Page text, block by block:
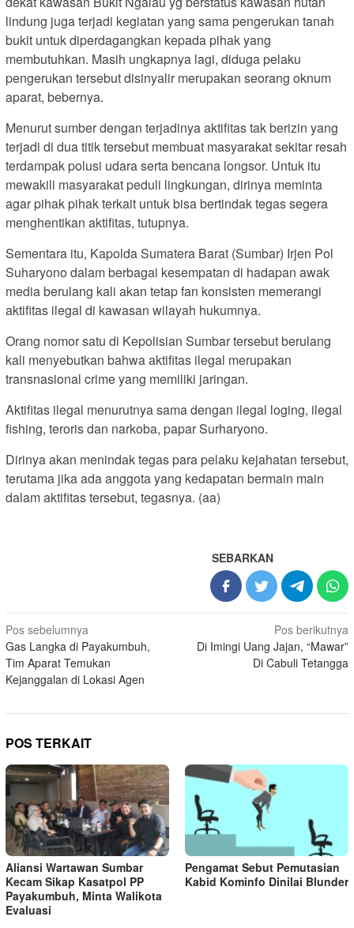
lindung juga terjadi kegiatan yang sama pengerukan tanah
bukit untuk diperdagangkan kepada pihak yang
membutuhkan. Masih ungkapnya lagi, diduga pelaku
pengerukan tersebut disinyalir merupakan seorang oknum
aparat, bebernya.
Menurut sumber dengan terjadinya aktifitas tak berizin yang
terjadi di dua titik tersebut membuat masyarakat sekitar resah
terdampak polusi udara serta bencana longsor. Untuk itu
mewakili masyarakat peduli lingkungan, dirinya meminta
agar pihak pihak terkait untuk bisa bertindak tegas segera
menghentikan aktifitas, tutupnya.
Sementara itu, Kapolda Sumatera Barat (Sumbar) Irjen Pol
Suharyono dalam berbagai kesempatan di hadapan awak
media berulang kali akan tetap fan konsisten memerangi
aktifitas ilegal di kawasan wilayah hukumnya.
Orang nomor satu di Kepolisian Sumbar tersebut berulang
kali menyebutkan bahwa aktifitas ilegal merupakan
transnasional crime yang memiliki jaringan.
Aktifitas ilegal menurutnya sama dengan ilegal loging, ilegal
fishing, teroris dan narkoba, papar Surharyono.
Dirinya akan menindak tegas para pelaku kejahatan tersebut,
terutama jika ada anggota yang kedapatan bermain main
dalam aktifitas tersebut, tegasnya. (aa)
SEBARKAN
Navigasi
pos
Pos sebelumnya
Gas Langka di Payakumbuh,
Tim Aparat Temukan
Kejanggalan di Lokasi Agen
Pos berikutnya
Di Imingi Uang Jajan, “Mawar”
Di Cabuli Tetangga
POS TERKAIT
Aliansi Wartawan Sumbar
Kecam Sikap Kasatpol PP
Payakumbuh, Minta Walikota
Evaluasi
Pengamat Sebut Pemutasian
Kabid Kominfo Dinilai Blunder